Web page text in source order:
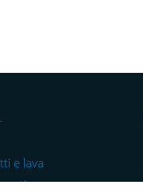
e lava
e